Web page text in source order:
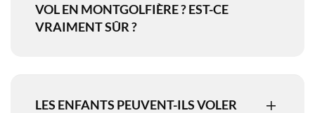
VOL EN MONTGOLFIÈRE ? EST-CE
VRAIMENT SÛR ?
LES ENFANTS PEUVENT-ILS VOLER